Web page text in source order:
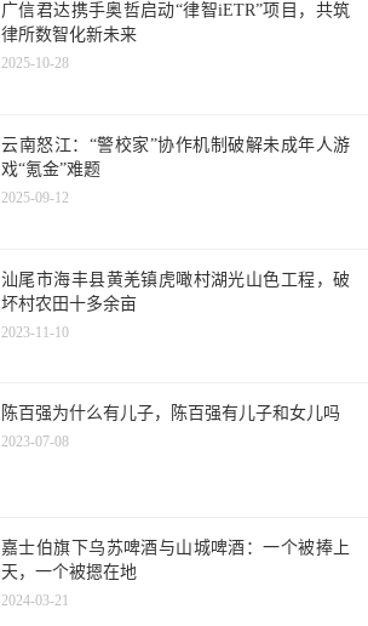
广信君达携手奥哲启动“律智iETR”项目，共筑
律所数智化新未来
2025-10-28
云南怒江：“警校家”协作机制破解未成年人游
戏“氪金”难题
2025-09-12
汕尾市海丰县黄羌镇虎噉村湖光山色工程，破
坏村农田十多余亩
2023-11-10
陈百强为什么有儿子，陈百强有儿子和女儿吗
2023-07-08
嘉士伯旗下乌苏啤酒与山城啤酒：一个被捧上
天，一个被摁在地
2024-03-21